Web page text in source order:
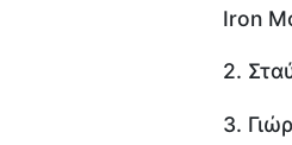
Iron
2.
3.